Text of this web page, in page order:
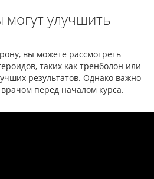
могут улучшить
вы можете рассмотреть
таких как тренболон или
результатов. Однако важно
перед началом курса.